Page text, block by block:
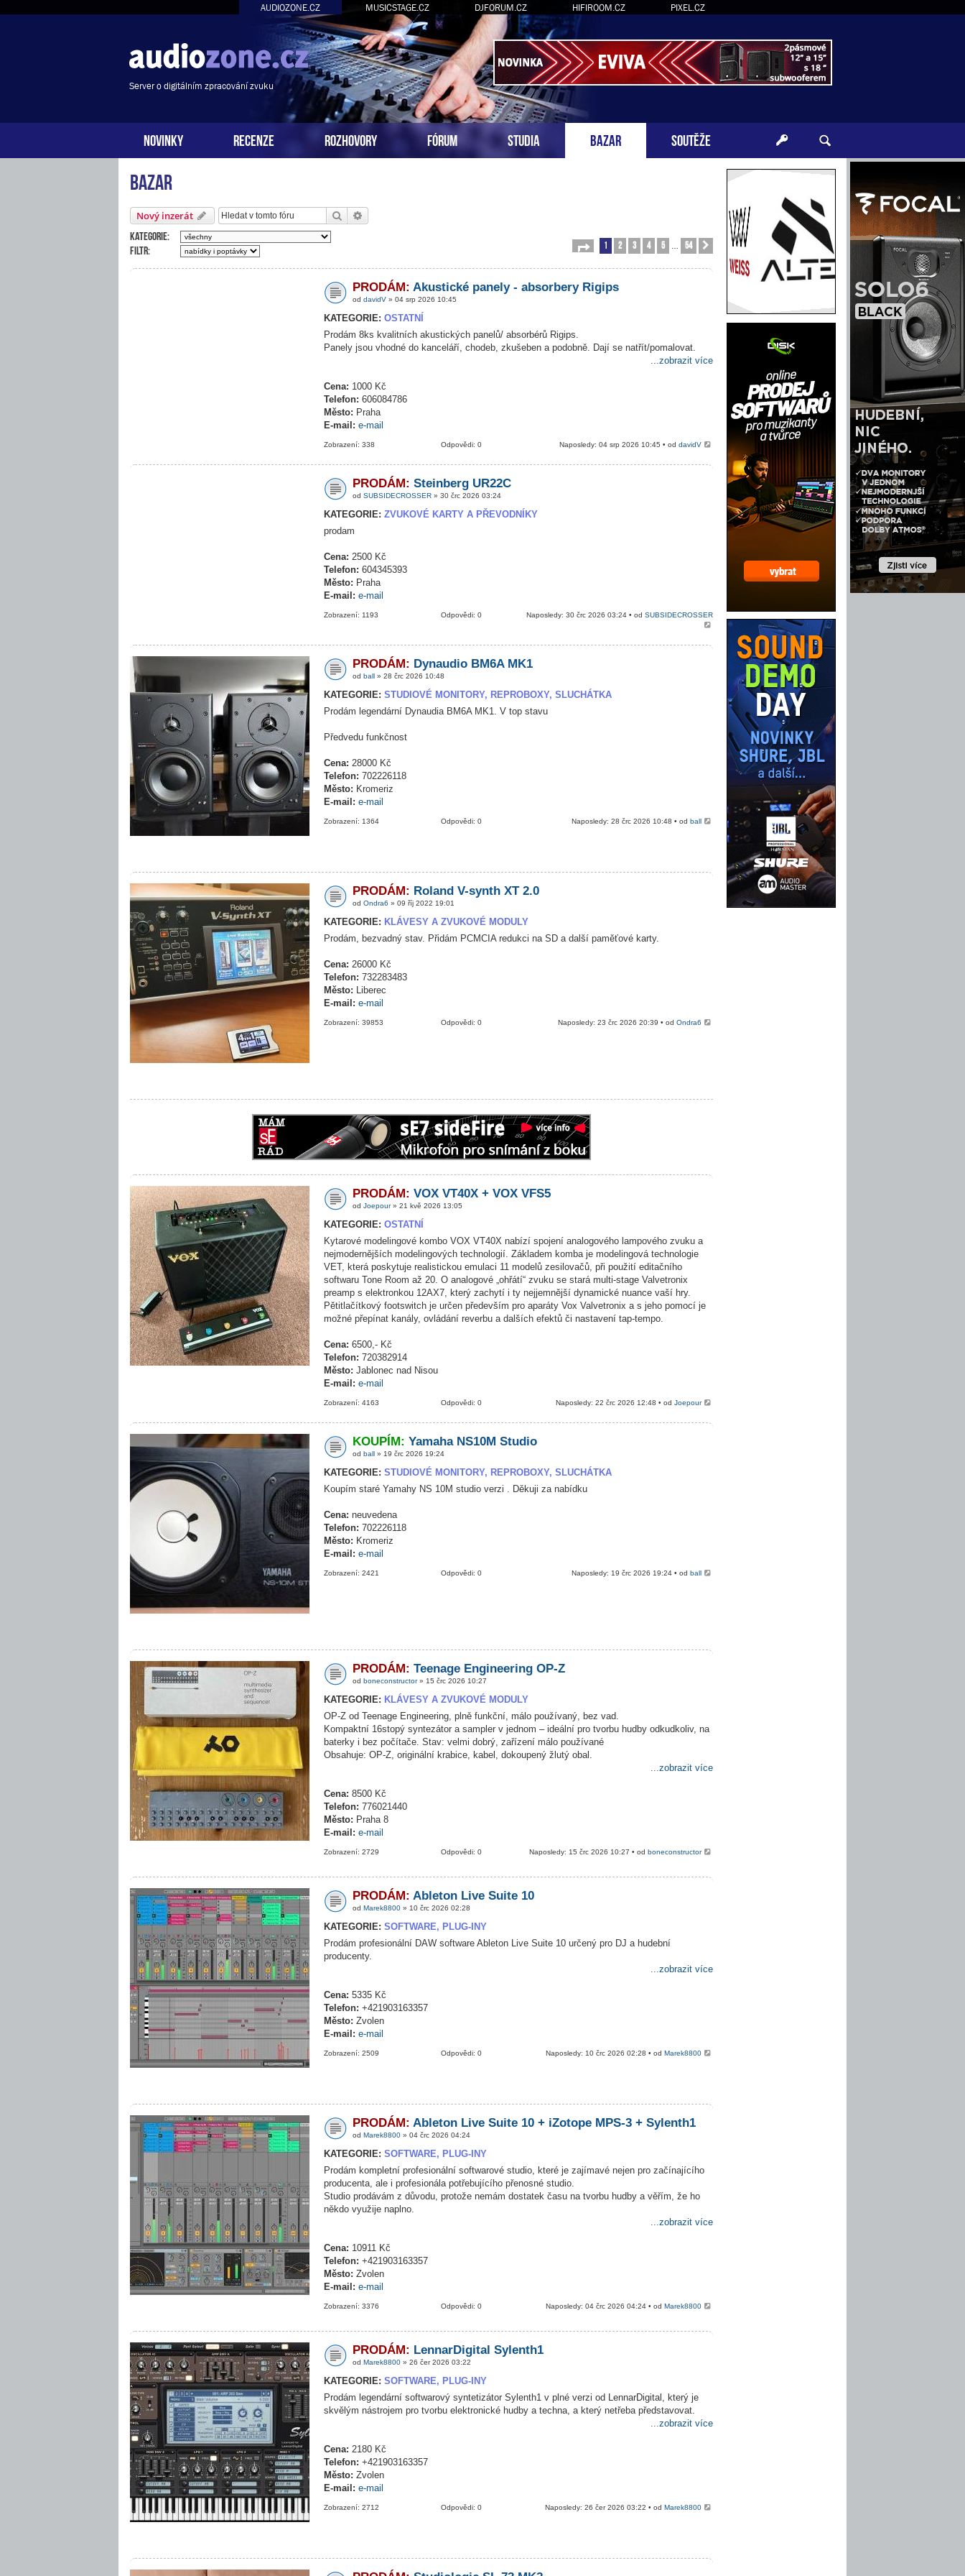
AUDIOZONE.CZ MUSICSTAGE.CZ DJFORUM.CZ HIFIROOM.CZ PIXEL.CZ
Server o digitálním zpracování zvuku
NOVINKY RECENZE ROZHOVORY FÓRUM STUDIA BAZAR SOUTĚŽE
Bazar
Nový inzerát Hledat
Kategorie:
Filtr:
Stránka 1z 54
1 2 3 4 5 54
PRODÁM: Akustické panely - absorbery Rigips
od davidV » 04 srp 2026 10:45
KATEGORIE: OSTATNÍ
Prodám 8ks kvalitních akustických panelů/ absorbérů Rigips.
Panely jsou vhodné do kanceláří, chodeb, zkušeben a podobně. Dají se natřít/pomalovat.
...zobrazit více
Cena: 1000 Kč
Telefon: 606084786
Město: Praha
E-mail: e-mail
Naposledy: 04 srp 2026 10:45 • oddavidV
Odpovědi: 0
Zobrazení: 338
PRODÁM: Steinberg UR22C
od SUBSIDECROSSER » 30 črc 2026 03:24
KATEGORIE: ZVUKOVÉ KARTY A PŘEVODNÍKY
prodam
Cena: 2500 Kč
Telefon: 604345393
Město: Praha
E-mail: e-mail
Naposledy: 30 črc 2026 03:24 • od SUBSIDECROSSER
Odpovědi: 0
Zobrazení: 1193
PRODÁM: Dynaudio BM6A MK1
od ball » 28 črc 2026 10:48
KATEGORIE: STUDIOVÉ MONITORY, REPROBOXY, SLUCHÁTKA
Prodám legendární Dynaudia BM6A MK1. V top stavu
Předvedu funkčnost
Cena: 28000 Kč
Telefon: 702226118
Město: Kromeriz
E-mail: e-mail
Naposledy: 28 črc 2026 10:48 • odball
Odpovědi: 0
Zobrazení: 1364
PRODÁM: Roland V-synth XT 2.0
od Ondra6 » 09 říj 2022 19:01
KATEGORIE: KLÁVESY A ZVUKOVÉ MODULY
Prodám, bezvadný stav. Přidám PCMCIA redukci na SD a další paměťové karty.
Cena: 26000 Kč
Telefon: 732283483
Město: Liberec
E-mail: e-mail
Naposledy: 23 črc 2026 20:39 • odOndra6
Odpovědi: 0
Zobrazení: 39853
PRODÁM: VOX VT40X + VOX VFS5
od Joepour» 21 kvě 2026 13:05
KATEGORIE: OSTATNÍ
Kytarové modelingové kombo VOX VT40X nabízí spojení analogového lampového zvuku a
nejmodernějších modelingových technologií. Základem komba je modelingová technologie
VET, která poskytuje realistickou emulaci 11 modelů zesilovačů, při použití editačního
softwaru Tone Room až 20. O analogové „ohřátí“ zvuku se stará multi-stage Valvetronix
preamp s elektronkou 12AX7, který zachytí i ty nejjemnější dynamické nuance vaší hry.
Pětitlačítkový footswitch je určen především pro aparáty Vox Valvetronix a s jeho pomocí je
možné přepínat kanály, ovládání reverbu a dalších efektů či nastavení tap-tempo.
Cena: 6500,- Kč
Telefon: 720382914
Město: Jablonec nad Nisou
E-mail: e-mail
Naposledy: 22 črc 2026 12:48 • odJoepour
Odpovědi: 0
Zobrazení: 4163
KOUPÍM: Yamaha NS10M Studio
od ball » 19 črc 2026 19:24
KATEGORIE: STUDIOVÉ MONITORY, REPROBOXY, SLUCHÁTKA
Koupím staré Yamahy NS 10M studio verzi . Děkuji za nabídku
Cena: neuvedena
Telefon: 702226118
Město: Kromeriz
E-mail: e-mail
Naposledy: 19 črc 2026 19:24 • odball
Odpovědi: 0
Zobrazení: 2421
PRODÁM: Teenage Engineering OP-Z
od boneconstructor» 15 črc 2026 10:27
KATEGORIE: KLÁVESY A ZVUKOVÉ MODULY
OP-Z od Teenage Engineering, plně funkční, málo používaný, bez vad.
Kompaktní 16stopý syntezátor a sampler v jednom – ideální pro tvorbu hudby odkudkoliv, na
baterky i bez počítače. Stav: velmi dobrý, zařízení málo používané
Obsahuje: OP-Z, originální krabice, kabel, dokoupený žlutý obal.
...zobrazit více
Cena: 8500 Kč
Telefon: 776021440
Město: Praha 8
E-mail: e-mail
Naposledy: 15 črc 2026 10:27 • odboneconstructor
Odpovědi: 0
Zobrazení: 2729
PRODÁM: Ableton Live Suite 10
od Marek8800 » 10 črc 2026 02:28
KATEGORIE: SOFTWARE, PLUG-INY
Prodám profesionální DAW software Ableton Live Suite 10 určený pro DJ a hudební
producenty.
...zobrazit více
Cena: 5335 Kč
Telefon: +421903163357
Město: Zvolen
E-mail: e-mail
Naposledy: 10 črc 2026 02:28 • odMarek8800
Odpovědi: 0
Zobrazení: 2509
PRODÁM: Ableton Live Suite 10 + iZotope MPS-3 + Sylenth1
od Marek8800 » 04 črc 2026 04:24
KATEGORIE: SOFTWARE, PLUG-INY
Prodám kompletní profesionální softwarové studio, které je zajímavé nejen pro začínajícího
producenta, ale i profesionála potřebujícího přenosné studio.
Studio prodávám z důvodu, protože nemám dostatek času na tvorbu hudby a věřím, že ho
někdo využije naplno.
...zobrazit více
Cena: 10911 Kč
Telefon: +421903163357
Město: Zvolen
E-mail: e-mail
Naposledy: 04 črc 2026 04:24 • odMarek8800
Odpovědi: 0
Zobrazení: 3376
PRODÁM: LennarDigital Sylenth1
od Marek8800 » 26 čer 2026 03:22
KATEGORIE: SOFTWARE, PLUG-INY
Prodám legendární softwarový syntetizátor Sylenth1 v plné verzi od LennarDigital, který je
skvělým nástrojem pro tvorbu elektronické hudby a techna, a který netřeba představovat.
...zobrazit více
Cena: 2180 Kč
Telefon: +421903163357
Město: Zvolen
E-mail: e-mail
Naposledy: 26 čer 2026 03:22 • odMarek8800
Odpovědi: 0
Zobrazení: 2712